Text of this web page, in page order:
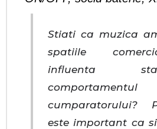
Stiati ca muzica
spatiile
influenta
comportamentul
cumparatorului?
este important ca